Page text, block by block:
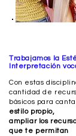
Trabajamos la
Interpretación
Con estas
cantidad de
básicos para
estilo propio,
ampliar los
que te permitan